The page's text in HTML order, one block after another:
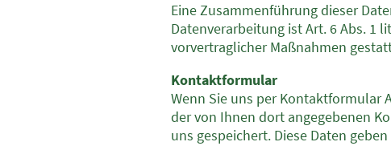
Eine Zusammenführung dieser
Datenverarbeitung ist Art. 6 Abs. 1
vorvertraglicher Maßnahmen
Kontaktformular
Wenn Sie uns per Kontaktformular
der von Ihnen dort angegebenen
uns gespeichert. Diese Daten